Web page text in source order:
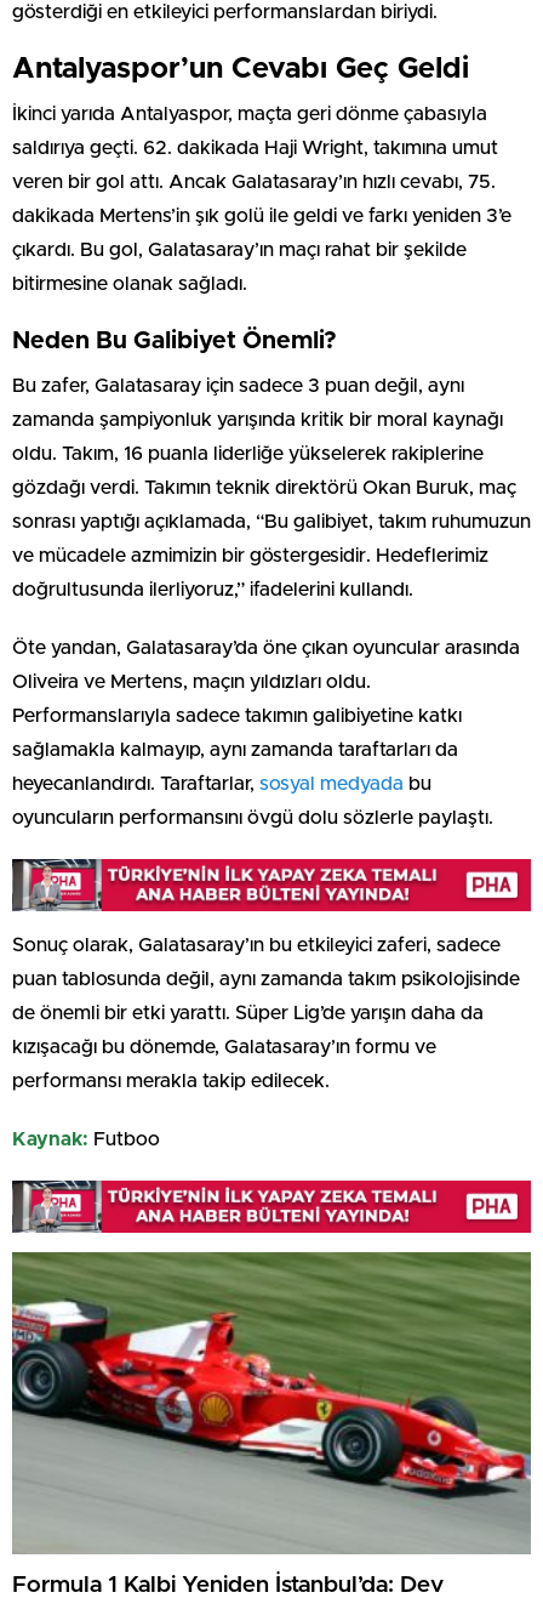
gösterdiği en etkileyici performanslardan biriydi.
Antalyaspor’un Cevabı Geç Geldi
İkinci yarıda Antalyaspor, maçta geri dönme çabasıyla
saldırıya geçti. 62. dakikada Haji Wright, takımına umut
veren bir gol attı. Ancak Galatasaray’ın hızlı cevabı, 75.
dakikada Mertens’in şık golü ile geldi ve farkı yeniden 3’e
çıkardı. Bu gol, Galatasaray’ın maçı rahat bir şekilde
bitirmesine olanak sağladı.
Neden Bu Galibiyet Önemli?
Bu zafer, Galatasaray için sadece 3 puan değil, aynı
zamanda şampiyonluk yarışında kritik bir moral kaynağı
oldu. Takım, 16 puanla liderliğe yükselerek rakiplerine
gözdağı verdi. Takımın teknik direktörü Okan Buruk, maç
sonrası yaptığı açıklamada, “Bu galibiyet, takım ruhumuzun
ve mücadele azmimizin bir göstergesidir. Hedeflerimiz
doğrultusunda ilerliyoruz,” ifadelerini kullandı.
Öte yandan, Galatasaray’da öne çıkan oyuncular arasında
Oliveira ve Mertens, maçın yıldızları oldu.
Performanslarıyla sadece takımın galibiyetine katkı
sağlamakla kalmayıp, aynı zamanda taraftarları da
heyecanlandırdı. Taraftarlar, sosyal medyada bu
oyuncuların performansını övgü dolu sözlerle paylaştı.
Sonuç olarak, Galatasaray’ın bu etkileyici zaferi, sadece
puan tablosunda değil, aynı zamanda takım psikolojisinde
de önemli bir etki yarattı. Süper Lig’de yarışın daha da
kızışacağı bu dönemde, Galatasaray’ın formu ve
performansı merakla takip edilecek.
Kaynak: Futboo
Formula 1 Kalbi Yeniden İstanbul’da: Dev